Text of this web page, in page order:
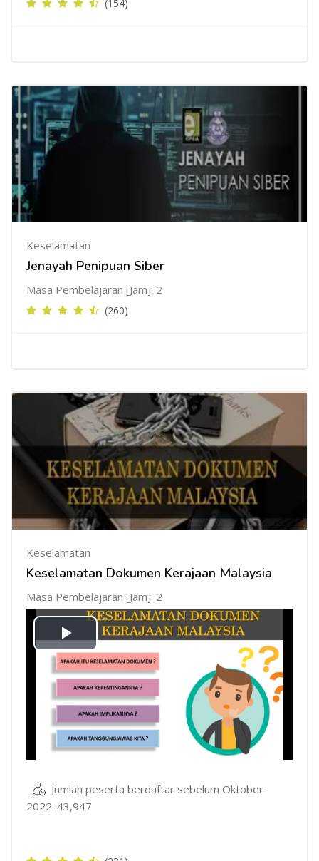
(154)
Keselamatan
Jenayah Penipuan Siber
Masa Pembelajaran [Jam]: 2
(260)
Keselamatan
Keselamatan Dokumen Kerajaan Malaysia
Masa Pembelajaran [Jam]: 2
Mainkan
Video
Jumlah peserta berdaftar sebelum Oktober
2022: 43,947